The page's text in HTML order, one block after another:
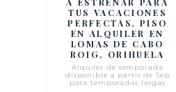
TUS VACACIONES
PERFECTAS, PISO
EN ALQUILER EN
LOMAS DE CABO
ROIG, ORIHUELA
Alquiler de temporada
disponible a partir de Sep
para temporadas largas